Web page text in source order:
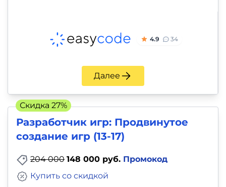
4.9 34
Далее
Разработчик игр: Продвинутое
создание игр (13-17)
204 000 148 000 руб. Промокод
Купить со скидкой
Скидка 27%